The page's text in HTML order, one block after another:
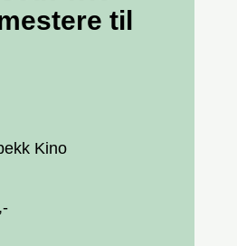
til
Kino